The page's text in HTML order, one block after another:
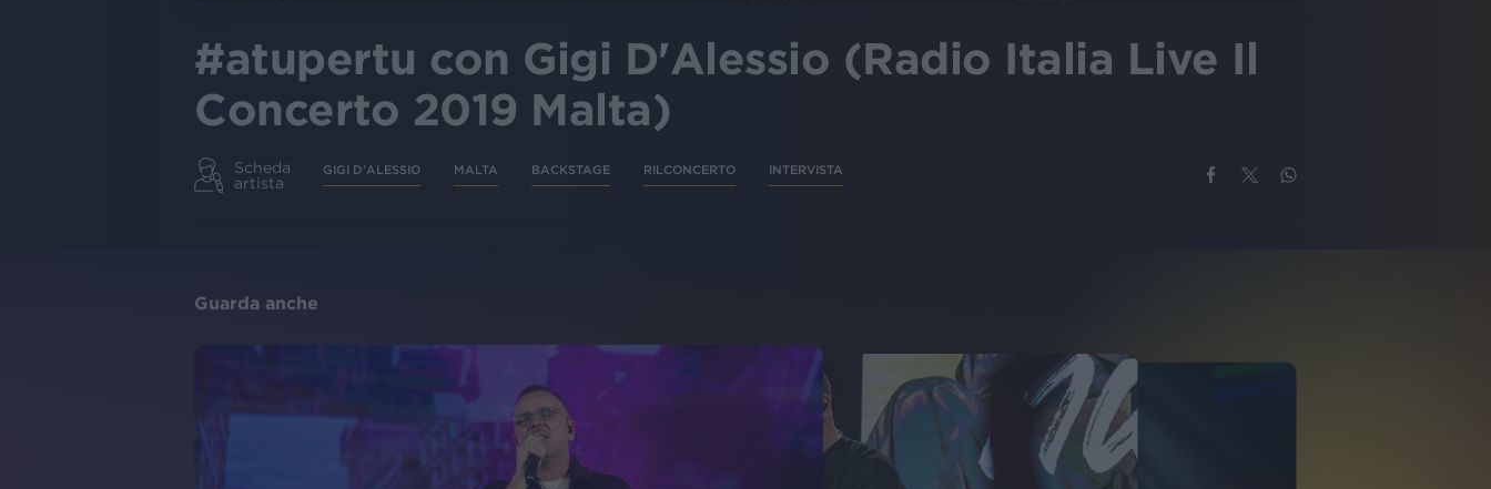
#atupertu con Gigi D'Alessio (Radio Italia Live Il
Concerto 2019 Malta)
Scheda
artista
GIGI D'ALESSIO MALTA BACKSTAGE RILCONCERTO INTERVISTA
Guarda anche